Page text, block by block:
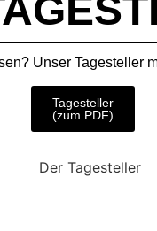
Unser Tagesteller
Tagesteller
(zum PDF)